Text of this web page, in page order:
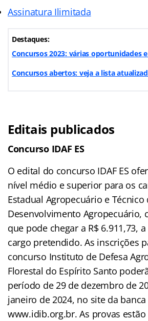
Assinatura Ilimitada
Destaques:
Concursos 2023: várias oportunidades
Concursos abertos: veja a lista
Editais publicados
ConcursoIDAF ES
O edital do concurso IDAF ES
nível médio e superior para os
Estadual Agropecuário e Técnico
Desenvolvimento Agropecuário,
que pode chegar a R$ 6.911,73,
cargo pretendido. As inscrições
concurso Instituto de Defesa
Florestal do Espírito Santo
período de 29 de dezembro de
janeiro de 2024, no site da
www.idib.org.br. As provas